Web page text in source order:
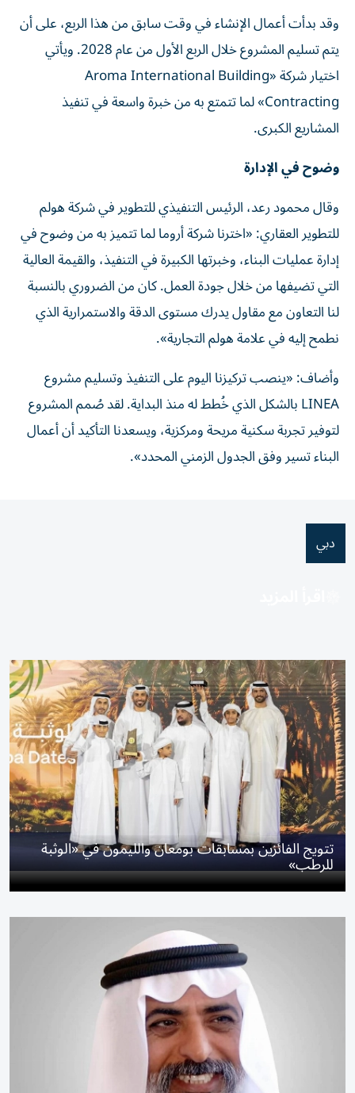
وقد بدأت أعمال الإنشاء في وقت سابق من هذا الربع، على أن
يتم تسليم المشروع خلال الربع الأول من عام 2028. ويأتي
اختيار شركة «Aroma International Building
Contracting» لما تتمتع به من خبرة واسعة في تنفيذ
المشاريع الكبرى.
وضوح في الإدارة
وقال محمود رعد، الرئيس التنفيذي للتطوير في شركة هولم
للتطوير العقاري: «اخترنا شركة أروما لما تتميز به من وضوح في
إدارة عمليات البناء، وخبرتها الكبيرة في التنفيذ، والقيمة العالية
التي تضيفها من خلال جودة العمل. كان من الضروري بالنسبة
لنا التعاون مع مقاول يدرك مستوى الدقة والاستمرارية الذي
نطمح إليه في علامة هولم التجارية».
وأضاف: «ينصب تركيزنا اليوم على التنفيذ وتسليم مشروع
LINEA بالشكل الذي خُطط له منذ البداية. لقد صُمم المشروع
لتوفير تجربة سكنية مريحة ومركزية، ويسعدنا التأكيد أن أعمال
البناء تسير وفق الجدول الزمني المحدد».
دبي
تتويج الفائزين بمسابقات بومعان والليمون في «الوثبة
للرطب»